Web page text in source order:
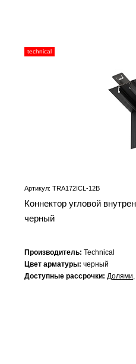
technical
Артикул: TRA172ICL-12B
Коннектор угловой
черный
Производитель: Technical
Цвет арматуры: черный
Доступные рассрочки: Долями,